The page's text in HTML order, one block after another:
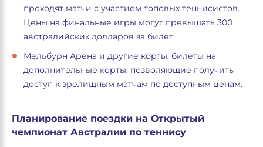
проходят матчи с участием топовых теннисистов.
Цены на финальные игры могут превышать 300
австралийских долларов за билет.
Мельбурн Арена и другие корты: билеты на
дополнительные корты, позволяющие получить
доступ к зрелищным матчам по доступным ценам.
Планирование поездки на Открытый
чемпионат Австралии по теннису